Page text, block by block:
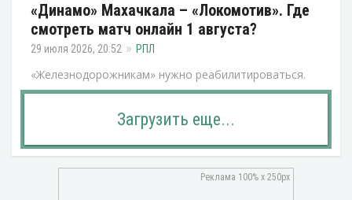
«Динамо» Махачкала – «Локомотив». Где
смотреть матч онлайн 1 августа?
29 июля 2026, 20:52 РПЛ
«Железнодорожникам» нужно реабилитироваться.
Загрузить еще...